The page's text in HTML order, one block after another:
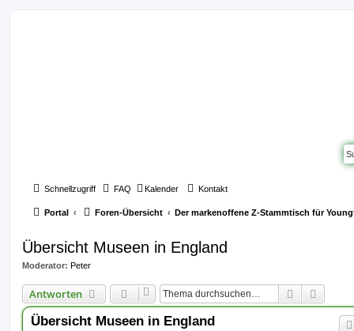
Schnellzugriff FAQ Kalender Kontakt
Portal Foren-Übersicht Der markenoffene Z-Stammtisch für
Übersicht Museen in England
Moderator: Peter
Antworten Suche
Übersicht Museen in England